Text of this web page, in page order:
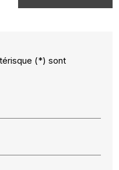
(*) sont